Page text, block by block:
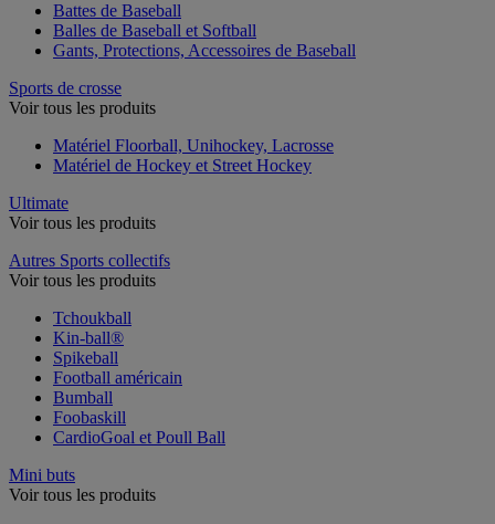
Battes de Baseball
Balles de Baseball et Softball
Gants, Protections, Accessoires de Baseball
Sports de crosse
Voir tous les produits
Matériel Floorball, Unihockey, Lacrosse
Matériel de Hockey et Street Hockey
Ultimate
Voir tous les produits
Autres Sports collectifs
Voir tous les produits
Tchoukball
Kin-ball®
Spikeball
Football américain
Bumball
Foobaskill
CardioGoal et Poull Ball
Mini buts
Voir tous les produits